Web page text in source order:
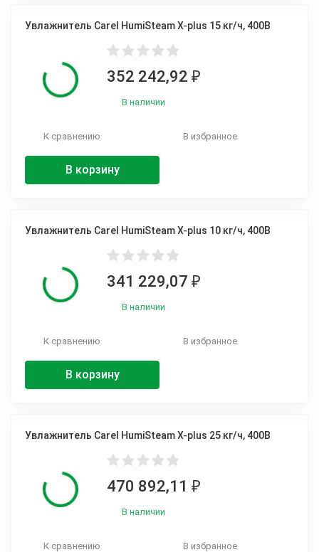
Увлажнитель Carel HumiSteam X-plus 15 кг/ч, 400В
352 242,92 ₽
В наличии
К сравнению В избранное
В корзину
Увлажнитель Carel HumiSteam X-plus 10 кг/ч, 400В
341 229,07 ₽
В наличии
К сравнению В избранное
В корзину
Увлажнитель Carel HumiSteam X-plus 25 кг/ч, 400В
470 892,11 ₽
В наличии
К сравнению В избранное